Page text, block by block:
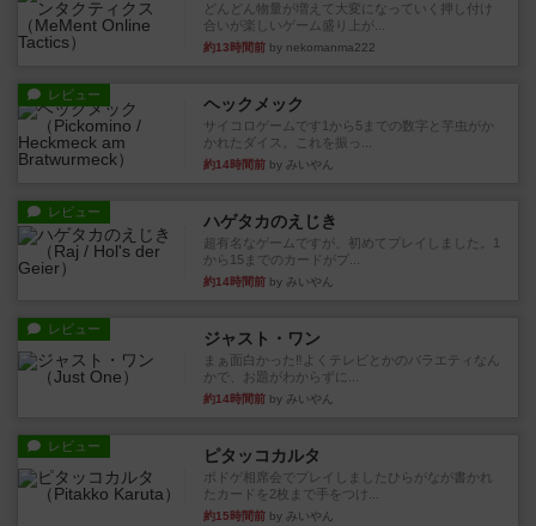
どんどん物量が増えて大変になっていく押し付け
合いが楽しいゲーム盛り上が...
約13時間前 by nekomanma222
レビュー ヘックメック
サイコロゲームです1から5までの数字と芋虫がか
かれたダイス。これを振っ...
約14時間前 by みいやん
レビュー ハゲタカのえじき
超有名なゲームですが、初めてプレイしました。1
から15までのカードがプ...
約14時間前 by みいやん
レビュー ジャスト・ワン
まぁ面白かった‼️よくテレビとかのバラエティなん
かで、お題がわからずに...
約14時間前 by みいやん
レビュー ピタッコカルタ
ボドゲ相席会でプレイしましたひらがなが書かれ
たカードを2枚まで手をつけ...
約15時間前 by みいやん